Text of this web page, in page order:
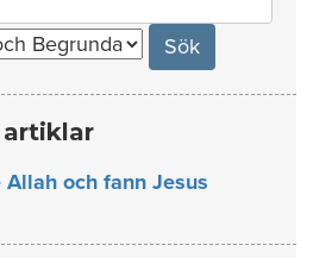
artiklar
och fann Jesus